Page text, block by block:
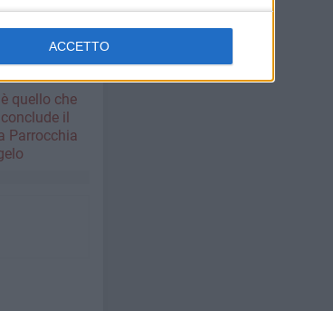
ACCETTO
quello che
il
Parrocchia